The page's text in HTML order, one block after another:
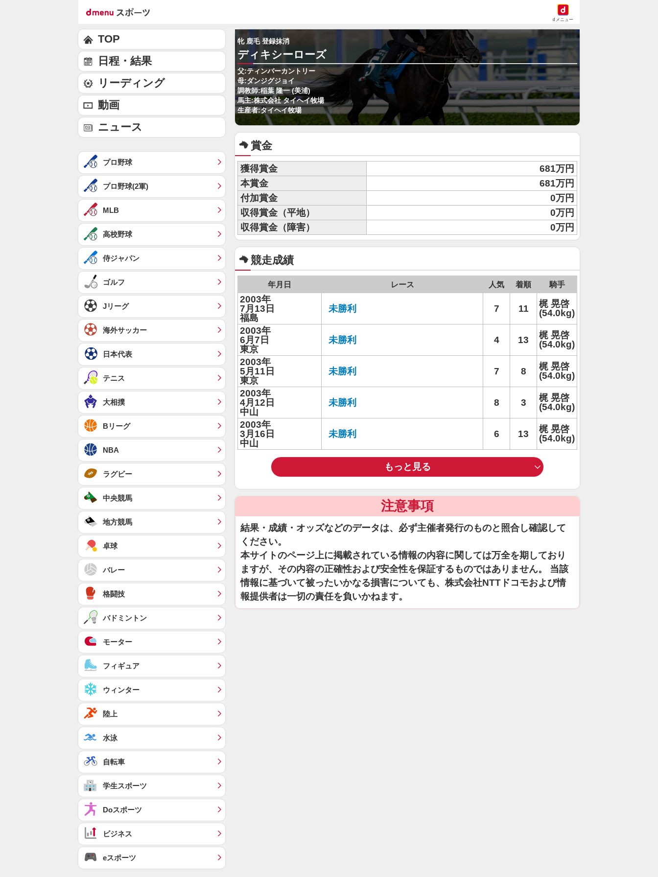
dメニュー
牝 鹿毛 登録抹消
ディキシーローズ
父:ティンバーカントリー
母:ダンジグジョイ
調教師:稲葉 隆一 (美浦)
馬主:株式会社 タイヘイ牧場
生産者:タイヘイ牧場
賞金
獲得賞金
681万円
本賞金
681万円
付加賞金
0万円
収得賞金（平地）
0万円
収得賞金（障害）
0万円
競走成績
年月日 レース 人気 着順 騎手
2003年
7月13日
福島
未勝利 7 11
梶 晃啓
(54.0kg)
2003年
6月7日
東京
未勝利 4 13
梶 晃啓
(54.0kg)
2003年
5月11日
東京
未勝利 7 8
梶 晃啓
(54.0kg)
2003年
4月12日
中山
未勝利 8 3
梶 晃啓
(54.0kg)
2003年
3月16日
中山
未勝利 6 13
梶 晃啓
(54.0kg)
もっと見る
注意事項
結果・成績・オッズなどのデータは、必ず主催者発行のものと照合し確認して
ください。
本サイトのページ上に掲載されている情報の内容に関しては万全を期しており
ますが、その内容の正確性および安全性を保証するものではありません。 当該
情報に基づいて被ったいかなる損害についても、株式会社NTTドコモおよび情
報提供者は一切の責任を負いかねます。
TOP
日程・結果
リーディング
動画
ニュース
プロ野球
プロ野球(2軍)
MLB
高校野球
侍ジャパン
ゴルフ
Jリーグ
海外サッカー
日本代表
テニス
大相撲
Bリーグ
NBA
ラグビー
中央競馬
地方競馬
卓球
バレー
格闘技
バドミントン
モーター
フィギュア
ウィンター
陸上
水泳
自転車
学生スポーツ
Doスポーツ
ビジネス
eスポーツ